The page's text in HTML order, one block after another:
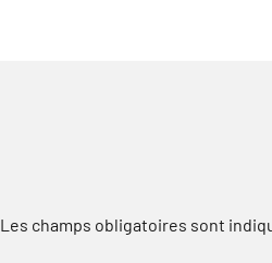
Les champs obligatoires sont